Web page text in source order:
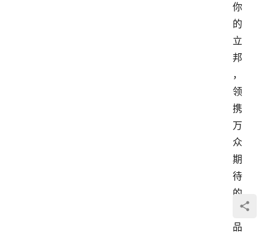
你
的
立
邦
，
领
携
万
众
期
待
的
臻
品